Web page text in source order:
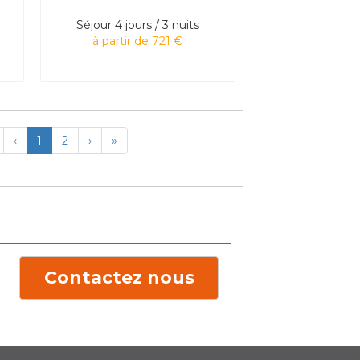
Séjour 4 jours / 3 nuits
à partir de 721 €
‹Previous
1 2 ›Next
»Last
Contactez nous